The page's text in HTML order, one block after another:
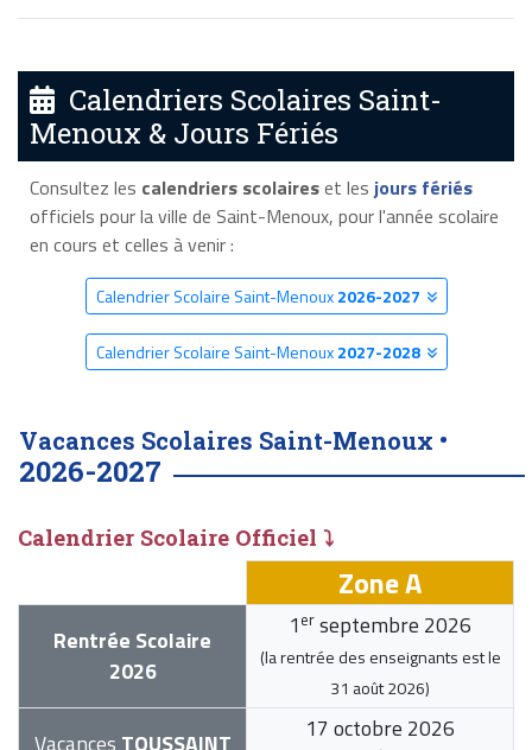
Calendriers Scolaires Saint-
Menoux & Jours Fériés
Consultez les calendriers scolaireset les jours fériés
officiels pour la ville de Saint-Menoux, pour l'année scolaire
en cours et celles à venir :
Calendrier Scolaire Saint-Menoux2026-2027
Calendrier Scolaire Saint-Menoux2027-2028
Vacances Scolaires Saint-Menoux •
2026-2027
Calendrier Scolaire Officiel ⤵
Zone A
Rentrée Scolaire
2026
1 er septembre 2026
(la rentrée des enseignants est le
31 août 2026)
17 octobre 2026